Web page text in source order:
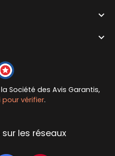


Société des Avis Garantis,
pour vérifier.
les réseaux